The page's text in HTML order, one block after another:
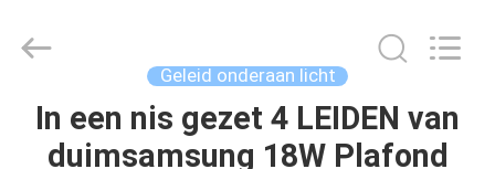
HUIS
Co.,Ltd..
Geleid onderaan licht
In een nis gezet 4 LEIDEN van
duimsamsung 18W Plafond